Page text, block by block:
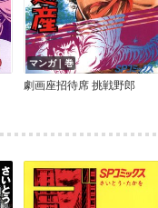
マンガ｜巻
劇画座招待席 挑戦野郎